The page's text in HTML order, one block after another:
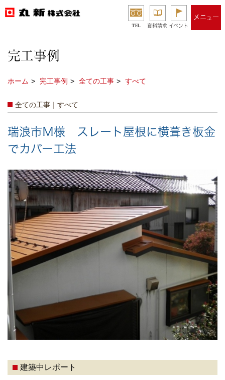
TEL 資料請求 イベント
メニュー
完工事例
ホーム 完工事例 全ての工事 すべて
全ての工事｜すべて
瑞浪市Ｍ様 スレート屋根に横葺き板金
でカバー工法
建築中レポート